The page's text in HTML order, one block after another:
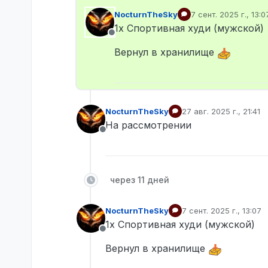
Не в сети
NocturnTheSky 7 сент. 2025 г.,
отредактировано
1х Спортивная худи (мужской)
Вернул в хранилище
Не в сети
NocturnTheSky 27 авг. 2025 г., 21:41
отредактировано
На рассмотрении
через 11 дней
Не в сети
NocturnTheSky 7 сент. 2025 г., 13:07
отредактировано
1х Спортивная худи (мужской)
Вернул в хранилище